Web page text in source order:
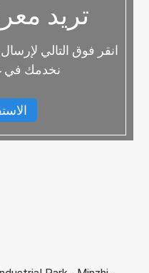
تريد
انقر فوق التالي
نخدمك في